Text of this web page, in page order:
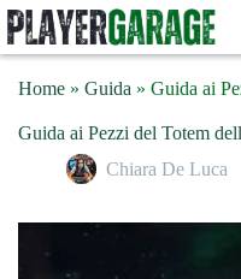
Salta
al
contenuto
Home » Guida » Guida ai
Guida ai Pezzi del Totem
Chiara De Luca